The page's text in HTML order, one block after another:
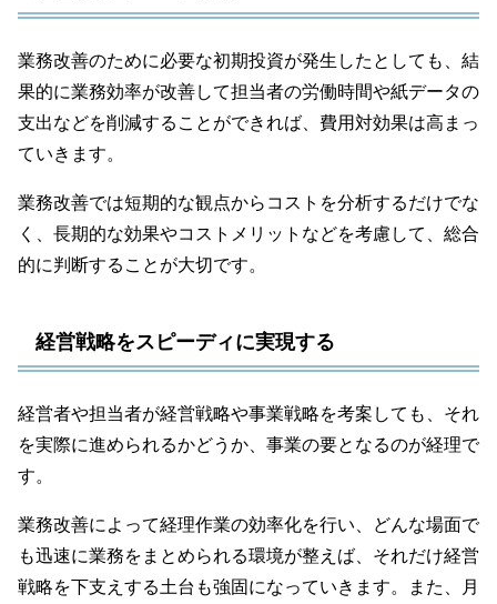
業務改善のために必要な初期投資が発生したとしても、結
果的に業務効率が改善して担当者の労働時間や紙データの
支出などを削減することができれば、費用対効果は高まっ
ていきます。
業務改善では短期的な観点からコストを分析するだけでな
く、長期的な効果やコストメリットなどを考慮して、総合
的に判断することが大切です。
経営戦略をスピーディに実現する
経営者や担当者が経営戦略や事業戦略を考案しても、それ
を実際に進められるかどうか、事業の要となるのが経理で
す。
業務改善によって経理作業の効率化を行い、どんな場面で
も迅速に業務をまとめられる環境が整えば、それだけ経営
戦略を下支えする土台も強固になっていきます。また、月